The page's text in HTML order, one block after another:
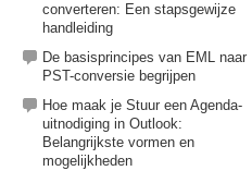
converteren: Een stapsgewijze
handleiding
De basisprincipes van EML naar
PST-conversie begrijpen
Hoe maak je Stuur een Agenda-
uitnodiging in Outlook:
Belangrijkste vormen en
mogelijkheden